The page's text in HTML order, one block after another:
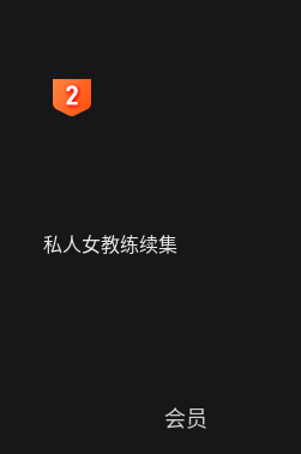
私人女教练续集
会员